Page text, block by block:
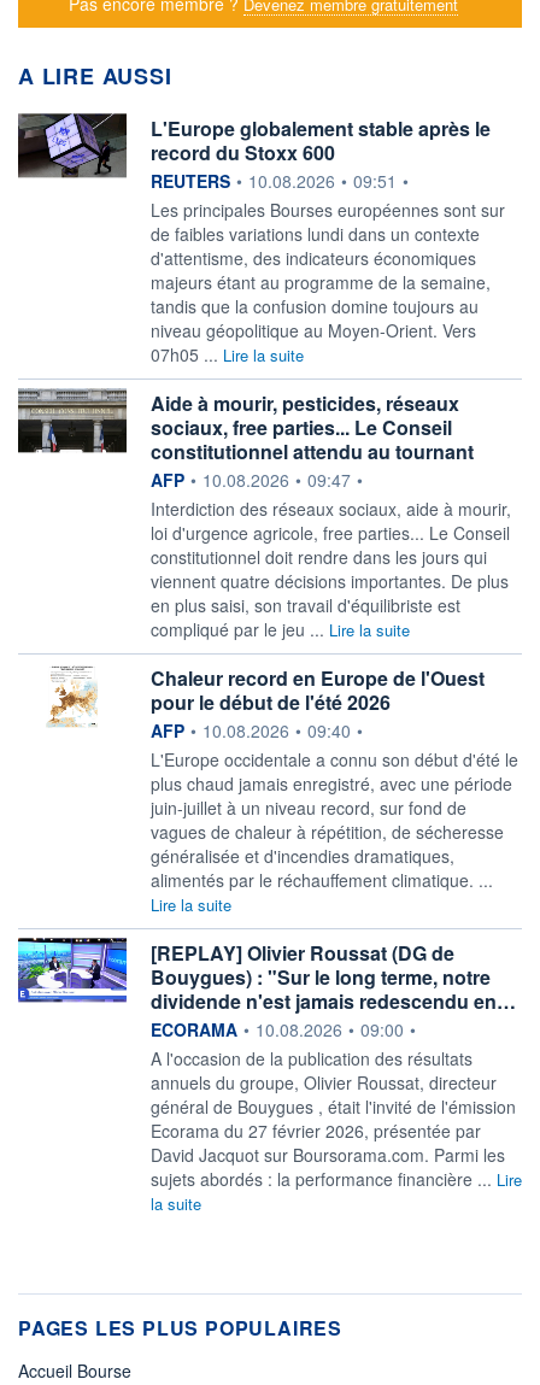
A LIRE AUSSI
L'Europe globalement stable après le
record du Stoxx 600
information fournie par
REUTERS • 10.08.2026 • 09:51 •
Les principales Bourses européennes sont sur
de faibles variations lundi dans ‌un contexte
d'attentisme, des indicateurs économiques
majeurs étant au programme de la semaine,
tandis que la confusion domine toujours au
niveau géopolitique au Moyen-Orient. Vers
07h05 ... Lire la suite
Aide à mourir, pesticides, réseaux
sociaux, free parties... Le Conseil
constitutionnel attendu au tournant
information fournie par
AFP • 10.08.2026 • 09:47 •
Interdiction des réseaux sociaux, aide à mourir,
loi d'urgence agricole, free parties... Le Conseil
constitutionnel doit rendre dans les jours qui
viennent quatre décisions importantes. De plus
en plus saisi, son travail d'équilibriste est
compliqué par le jeu ... Lire la suite
Chaleur record en Europe de l'Ouest
pour le début de l'été 2026
information fournie par
AFP • 10.08.2026 • 09:40 •
L'Europe occidentale a connu son début d'été le
plus chaud jamais enregistré, avec une période
juin-juillet à un niveau record, sur fond de
vagues de chaleur à répétition, de sécheresse
généralisée et d'incendies dramatiques,
alimentés par le réchauffement climatique. ...
Lire la suite
[REPLAY] Olivier Roussat (DG de
Bouygues) : "Sur le long terme, notre
dividende n'est jamais redescendu en…
information fournie par
ECORAMA • 10.08.2026 • 09:00 •
A l'occasion de la publication des résultats
annuels du groupe, Olivier Roussat, directeur
général de Bouygues , était l'invité de l'émission
Ecorama du 27 février 2026, présentée par
David Jacquot sur Boursorama.com. Parmi les
sujets abordés : la performance financière ... Lire
la suite
PAGES LES PLUS POPULAIRES
Accueil Bourse